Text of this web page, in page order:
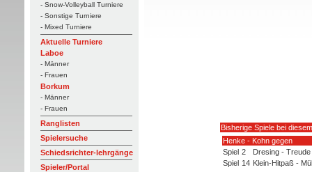
- Snow-Volleyball Turniere
- Sonstige Turniere
- Mixed Turniere
Aktuelle Turniere
Laboe
- Männer
- Frauen
Borkum
- Männer
- Frauen
Ranglisten
Spielersuche
Schiedsrichter-lehrgänge
Spieler/Portal
Bisherige Spiele bei
Henke - Kohn gegen
Spiel 2
Dresing - Treude
Spiel 14 Klein-Hitpaß -